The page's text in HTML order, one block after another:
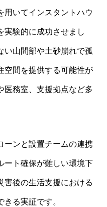
用いてインスタントハウ
実験的に成功させまし
い山間部や土砂崩れで孤
空間を提供する可能性が
医務室、支援拠点など多
ーンと設置チームの連携
ート確保が難しい環境下
害後の生活支援における
る実証です。